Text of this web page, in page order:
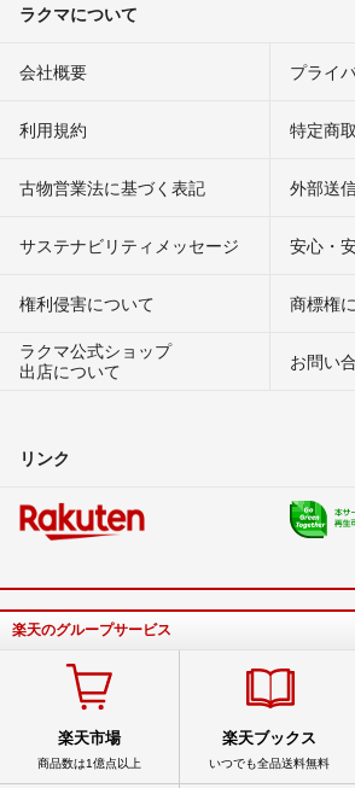
ラクマについて
会社概要 プライ
利用規約 特定商
古物営業法に基づく表記 外部送
サステナビリティメッセージ 安心・
権利侵害について
商標権
ラクマ公式ショップ
出店について
お問い
リンク
楽天のグループサービス
楽天市場
商品数は1億点以上
楽天ブックス
いつでも全品送料無料